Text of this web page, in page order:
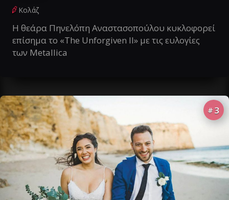
Κολάζ
Η θεάρα Πηνελόπη Αναστασοπούλου κυκλοφορεί
επίσημα το «The Unforgiven II» με τις ευλογίες
των Metallica
# 3